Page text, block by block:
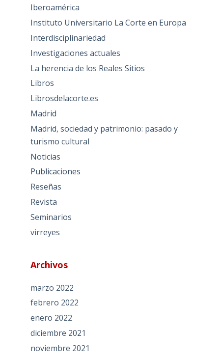
Iberoamérica
Instituto Universitario La Corte en Europa
Interdisciplinariedad
Investigaciones actuales
La herencia de los Reales Sitios
Libros
Librosdelacorte.es
Madrid
Madrid, sociedad y patrimonio: pasado y
turismo cultural
Noticias
Publicaciones
Reseñas
Revista
Seminarios
virreyes
Archivos
marzo 2022
febrero 2022
enero 2022
diciembre 2021
noviembre 2021